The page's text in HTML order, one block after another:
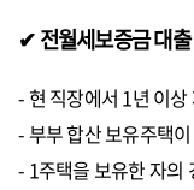
✔ 전월세보증금 대
- 현 직장에서 1년 이
- 부부 합산 보유주택
- 1주택을 보유한 자의